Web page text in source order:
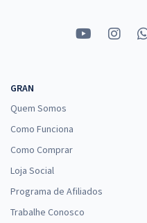
GRAN
Quem Somos
Como Funciona
Como Comprar
Loja Social
Programa de Afiliados
Trabalhe Conosco